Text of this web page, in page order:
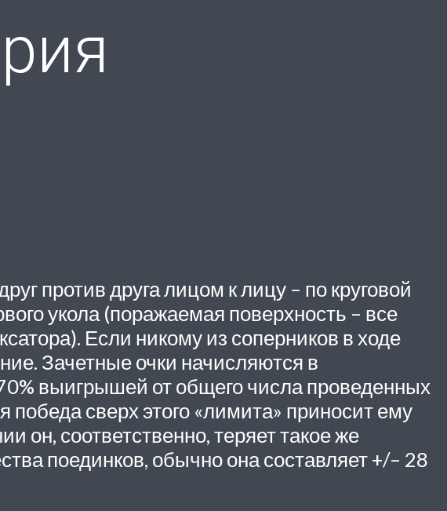
против друга лицом к лицу – по круговой
укола (поражаемая поверхность – все
Если никому из соперников в ходе
Зачетные очки начисляются в
выигрышей от общего числа проведенных
сверх этого «лимита» приносит ему
он, соответственно, теряет такое же
поединков, обычно она составляет +/– 28